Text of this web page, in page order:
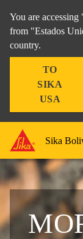
You are
from "Estados
country.
TO
SIKA
USA
Sika